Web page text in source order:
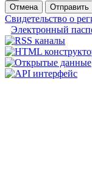
Отмена
Отправить
Свидетельство о
Электронный